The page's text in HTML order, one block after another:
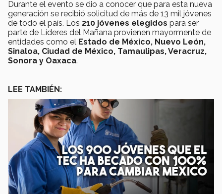
Durante el evento se dio a conocer que para esta nueva
generación se recibió solicitud de más de 13 mil jóvenes
de todo el país. Los 210 jóvenes elegidos para ser
parte de Líderes del Mañana provienen mayormente de
entidades como el Estado de México, Nuevo León,
Sinaloa, Ciudad de México, Tamaulipas, Veracruz,
Sonora y Oaxaca.
LEE TAMBIÉN: